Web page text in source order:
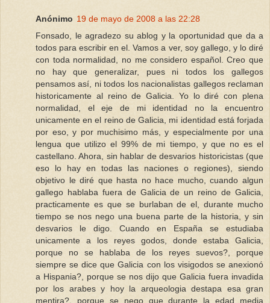
Anónimo 19 de mayo de 2008 a las 22:28
Fonsado, le agradezo su ablog y la oportunidad que da a
todos para escribir en el. Vamos a ver, soy gallego, y lo diré
con toda normalidad, no me considero español. Creo que
no hay que generalizar, pues ni todos los gallegos
pensamos así, ni todos los nacionalistas gallegos reclaman
historicamente al reino de Galicia. Yo lo diré con plena
normalidad, el eje de mi identidad no la encuentro
unicamente en el reino de Galicia, mi identidad está forjada
por eso, y por muchisimo más, y especialmente por una
lengua que utilizo el 99% de mi tiempo, y que no es el
castellano. Ahora, sin hablar de desvarios historicistas (que
eso lo hay en todas las naciones o regiones), siendo
objetivo le diré que hasta no hace mucho, cuando algun
gallego hablaba fuera de Galicia de un reino de Galicia,
practicamente es que se burlaban de el, durante mucho
tiempo se nos nego una buena parte de la historia, y sin
desvarios le digo. Cuando en España se estudiaba
unicamente a los reyes godos, donde estaba Galicia,
porque no se hablaba de los reyes suevos?, porque
siempre se dice que Galicia con los visigodos se anexionó
a Hispania?, porque se nos dijo que Galicia fuera invadida
por los arabes y hoy la arqueologia destapa esa gran
mentira?, porque se nego que durante la edad media